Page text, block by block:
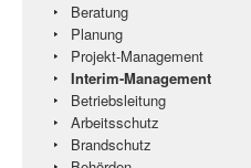
Beratung
Planung
Projekt-Management
Interim-Management
Betriebsleitung
Arbeitsschutz
Brandschutz